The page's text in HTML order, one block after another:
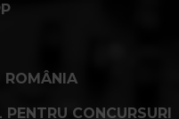
ROMÂNIA
CONCURSURI